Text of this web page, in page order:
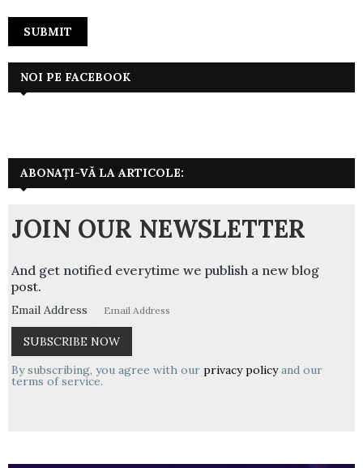
NOI PE FACEBOOK
ABONAȚI-VĂ LA ARTICOLE:
JOIN OUR NEWSLETTER
And get notified everytime we publish a new blog
post.
Email Address
By subscribing, you agree with our privacy policyand our
terms of service.